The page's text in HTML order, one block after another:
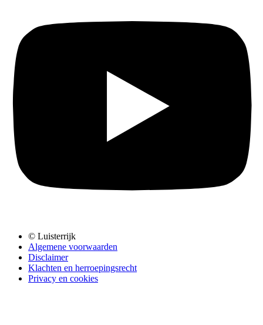
© Luisterrijk
Algemene voorwaarden
Disclaimer
Klachten en herroepingsrecht
Privacy en cookies